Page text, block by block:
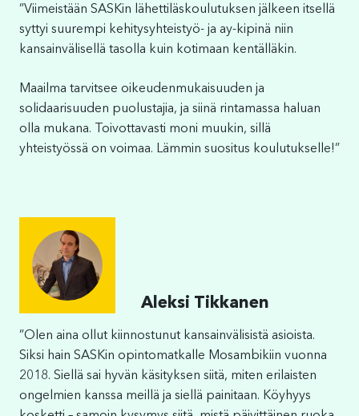
”Viimeistään SASKin lähettiläskoulutuksen jälkeen itsellä
syttyi suurempi kehitysyhteistyö- ja ay-kipinä niin
kansainvälisellä tasolla kuin kotimaan kentälläkin.
Maailma tarvitsee oikeudenmukaisuuden ja
solidaarisuuden puolustajia, ja siinä rintamassa haluan
olla mukana. Toivottavasti moni muukin, sillä
yhteistyössä on voimaa. Lämmin suositus koulutukselle!”
Aleksi Tikkanen
”Olen aina ollut kiinnostunut kansainvälisistä asioista.
Siksi hain SASKin opintomatkalle Mosambikiin vuonna
2018. Siellä sai hyvän käsityksen siitä, miten erilaisten
ongelmien kanssa meillä ja siellä painitaan. Köyhyys